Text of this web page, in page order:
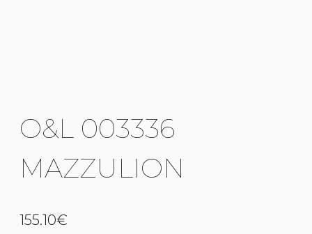
O&L 003336
MAZZULION
155.10€